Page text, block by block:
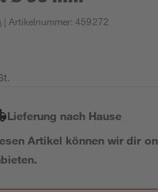
| Artikelnummer:459272
Lieferung nach Hause
Artikel können wir dir